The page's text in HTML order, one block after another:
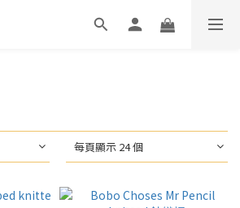
每頁顯示 24 個